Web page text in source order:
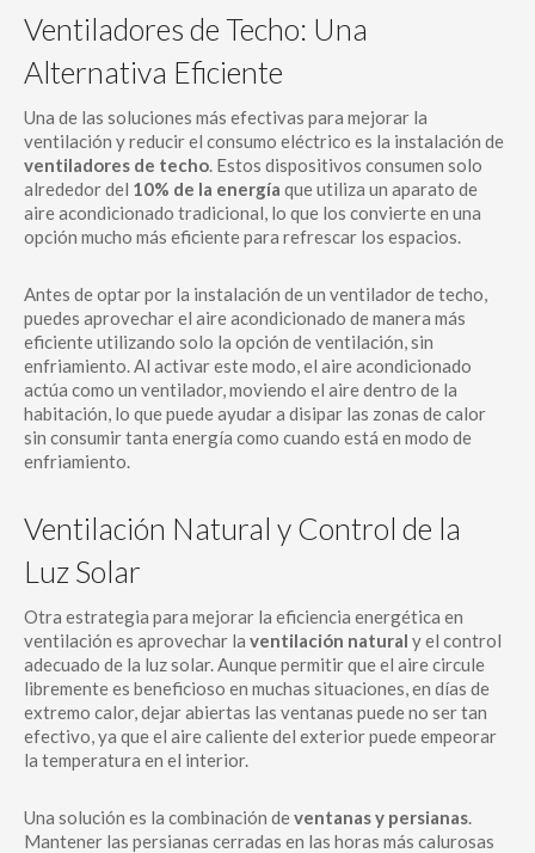
Ventiladores de Techo: Una
Alternativa Eficiente
Una de las soluciones más efectivas para mejorar la
ventilación y reducir el consumo eléctrico es la instalación de
ventiladores de techo. Estos dispositivos consumen solo
alrededor del 10% de la energía que utiliza un aparato de
aire acondicionado tradicional, lo que los convierte en una
opción mucho más eficiente para refrescar los espacios.
Antes de optar por la instalación de un ventilador de techo,
puedes aprovechar el aire acondicionado de manera más
eficiente utilizando solo la opción de ventilación, sin
enfriamiento. Al activar este modo, el aire acondicionado
actúa como un ventilador, moviendo el aire dentro de la
habitación, lo que puede ayudar a disipar las zonas de calor
sin consumir tanta energía como cuando está en modo de
enfriamiento.
Ventilación Natural y Control de la
Luz Solar
Otra estrategia para mejorar la eficiencia energética en
ventilación es aprovechar la ventilación natural y el control
adecuado de la luz solar. Aunque permitir que el aire circule
libremente es beneficioso en muchas situaciones, en días de
extremo calor, dejar abiertas las ventanas puede no ser tan
efectivo, ya que el aire caliente del exterior puede empeorar
la temperatura en el interior.
Una solución es la combinación deventanas y persianas.
Mantener las persianas cerradas en las horas más calurosas